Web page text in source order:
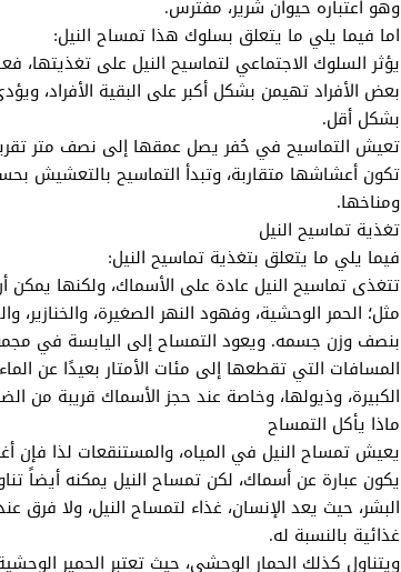
وهو اعتباره حيوان شرير، مفترس.
اما فيما يلي ما يتعلق بسلوك هذا تمساح النيل:
يؤثر السلوك الاجتماعي لتماسيح النيل على تغذيتها،
بعض الأفراد تهيمن بشكل أكبر على البقية الأفراد،
بشكل أقل.
تعيش التماسيح في حُفر يصل عمقها إلى نصف متر
تكون أعشاشها متقاربة، وتبدأ التماسيح بالتعشيش
ومناخها.
تغذية تماسيح النيل
فيما يلي ما يتعلق بتغذية تماسيح النيل:
تتغذى تماسيح النيل عادة على الأسماك، ولكنها
مثل؛ الحمر الوحشية، وفهود النهر الصغيرة،
بنصف وزن جسمه. ويعود التمساح إلى اليابسة في
المسافات التي تقطعها إلى مئات الأمتار بعيدًا عن
الكبيرة، وذيولها، وخاصة عند حجز الأسماك قريبة من
ماذا يأكل التمساح
يعيش تمساح النيل في المياه، والمستنقعات لذا فإن
يكون عبارة عن أسماك، لكن تمساح النيل يمكنه أيضاً
البشر، حيث يعد الإنسان، غذاء لتمساح النيل، ولا فرق
غذائية بالنسبة له.
ويتناول كذلك الحمار الوحشي، حيث تعتبر الحمير